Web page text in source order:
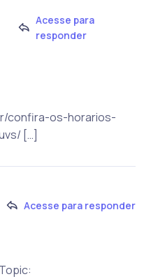
Acesse para
responder
confira-os-horarios-
[…]
Acesse para responder